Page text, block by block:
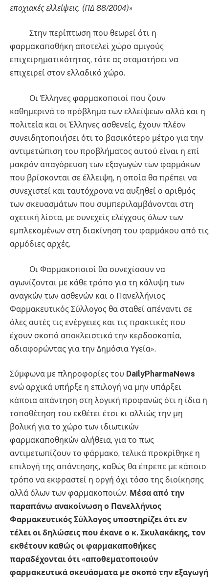
εποχιακές ελλείψεις. (ΠΔ 88/2004)»
Στην περίπτωση που θεωρεί ότι η
φαρμακαποθήκη αποτελεί χώρο αμιγούς
επιχειρηματικότητας, τότε ας σταματήσει να
επιχειρεί στον ελλαδικό χώρο.
Οι Έλληνες φαρμακοποιοί που ζουν
καθημερινά το πρόβλημα των ελλείψεων αλλά και η
πολιτεία και οι Έλληνες ασθενείς, έχουν πλέον
συνειδητοποιήσει ότι το βασικότερο μέτρο για την
αντιμετώπιση του προβλήματος αυτού είναι η επί
μακρόν απαγόρευση των εξαγωγών των φαρμάκων
που βρίσκονται σε έλλειψη, η οποία θα πρέπει να
συνεχιστεί και ταυτόχρονα να αυξηθεί ο αριθμός
των σκευασμάτων που συμπεριλαμβάνονται στη
σχετική λίστα, με συνεχείς ελέγχους όλων των
εμπλεκομένων στη διακίνηση του φαρμάκου από τις
αρμόδιες αρχές.
Οι Φαρμακοποιοί θα συνεχίσουν να
αγωνίζονται με κάθε τρόπο για τη κάλυψη των
αναγκών των ασθενών και ο Πανελλήνιος
Φαρμακευτικός Σύλλογος θα σταθεί απέναντι σε
όλες αυτές τις ενέργειες και τις πρακτικές που
έχουν σκοπό αποκλειστικά την κερδοσκοπία,
αδιαφορώντας για την Δημόσια Υγεία».
Σύμφωνα με πληροφορίες του DailyPharmaNews
ενώ αρχικά υπήρξε η επιλογή να μην υπάρξει
κάποια απάντηση στη λογική προφανώς ότι η ίδια η
τοποθέτηση του εκθέτει έτσι κι αλλιώς την μη
βολική για το χώρο των ιδιωτικών
φαρμακαποθηκών αλήθεια, για το πως
αντιμετωπίζουν το φάρμακο, τελικά προκρίθηκε η
επιλογή της απάντησης, καθώς θα έπρεπε με κάποιο
τρόπο να εκφραστεί η οργή όχι τόσο της διοίκησης
αλλά όλων των φαρμακοποιών. Μέσα από την
παραπάνω ανακοίνωση ο Πανελλήνιος
Φαρμακευτικός Σύλλογος υποστηρίζει ότι εν
τέλει οι δηλώσεις που έκανε ο κ. Σκυλακάκης, τον
εκθέτουν καθώς οι φαρμακαποθήκες
παραδέχονται ότι «αποθεματοποιούν
φαρμακευτικά σκευάσματα με σκοπό την εξαγωγή